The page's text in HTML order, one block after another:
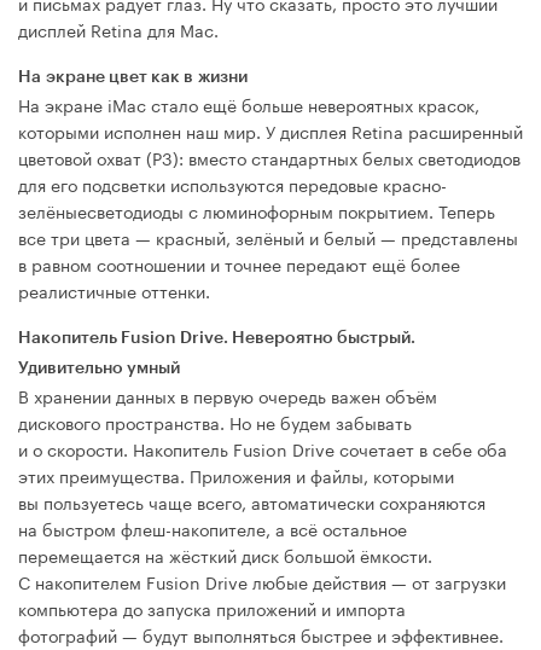
дисплей Retina для Mac.
На экране цвет как в жизни
На экране iMac стало ещё больше невероятных красок,
которыми исполнен наш мир. У дисплея Retina расширенный
цветовой охват (P3): вместо стандартных белых светодиодов
для его подсветки используются передовые красно-
зелёныесветодиоды с люминофорным покрытием. Теперь
все три цвета — красный, зелёный и белый — представлены
в равном соотношении и точнее передают ещё более
реалистичные оттенки.
Накопитель Fusion Drive. Невероятно быстрый.
Удивительно умный
В хранении данных в первую очередь важен объём
дискового пространства. Но не будем забывать
и о скорости. Накопитель Fusion Drive сочетает в себе оба
этих преимущества. Приложения и файлы, которыми
вы пользуетесь чаще всего, автоматически сохраняются
на быстром флеш-накопителе, а всё остальное
перемещается на жёсткий диск большой ёмкости.
С накопителем Fusion Drive любые действия — от загрузки
компьютера до запуска приложений и импорта
фотографий — будут выполняться быстрее и эффективнее.